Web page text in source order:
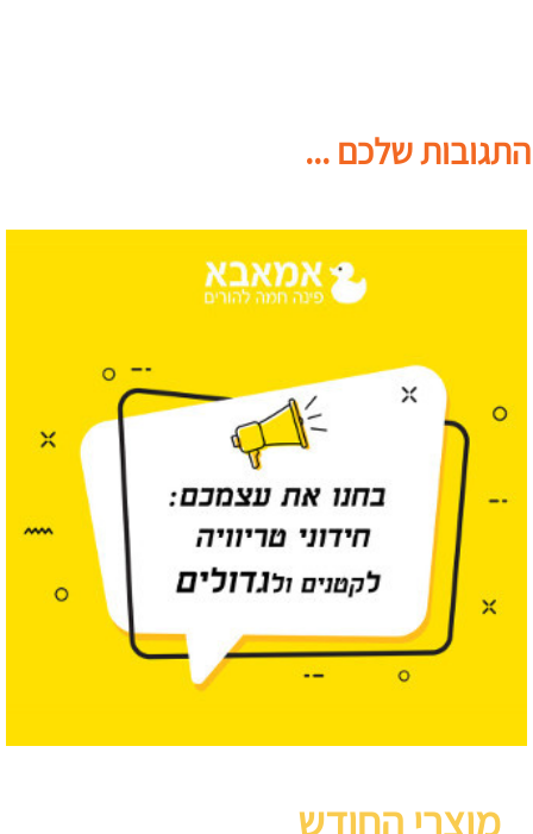
התגובות שלכם ...
מוצרי החודש